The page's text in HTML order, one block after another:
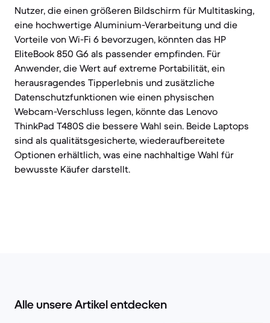
Nutzer, die einen größeren Bildschirm für Multitasking,
eine hochwertige Aluminium-Verarbeitung und die
Vorteile von Wi-Fi 6 bevorzugen, könnten das HP
EliteBook 850 G6 als passender empfinden. Für
Anwender, die Wert auf extreme Portabilität, ein
herausragendes Tipperlebnis und zusätzliche
Datenschutzfunktionen wie einen physischen
Webcam-Verschluss legen, könnte das Lenovo
ThinkPad T480S die bessere Wahl sein. Beide Laptops
sind als qualitätsgesicherte, wiederaufbereitete
Optionen erhältlich, was eine nachhaltige Wahl für
bewusste Käufer darstellt.
Alle unsere Artikel entdecken